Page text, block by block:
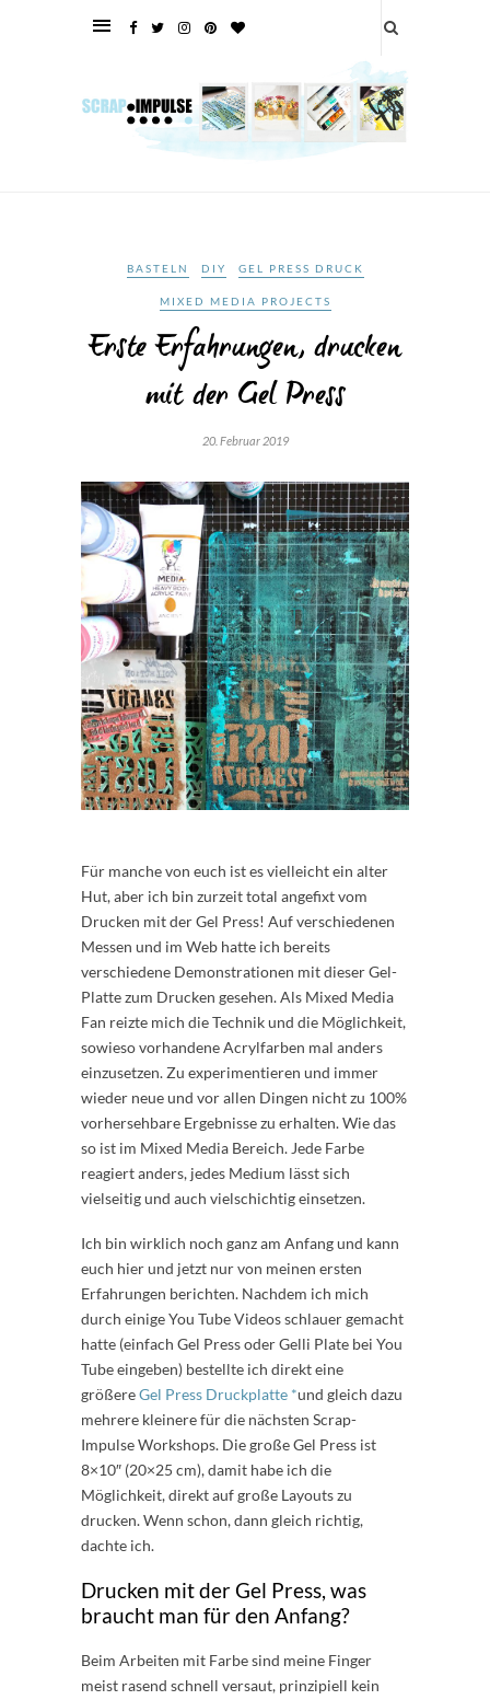
BASTELN DIY GEL PRESS DRUCK
MIXED MEDIA PROJECTS
Erste Erfahrungen, drucken
mit der Gel Press
20. Februar 2019
Für manche von euch ist es vielleicht ein alter
Hut, aber ich bin zurzeit total angefixt vom
Drucken mit der Gel Press! Auf verschiedenen
Messen und im Web hatte ich bereits
verschiedene Demonstrationen mit dieser Gel-
Platte zum Drucken gesehen. Als Mixed Media
Fan reizte mich die Technik und die Möglichkeit,
sowieso vorhandene Acrylfarben mal anders
einzusetzen. Zu experimentieren und immer
wieder neue und vor allen Dingen nicht zu 100%
vorhersehbare Ergebnisse zu erhalten. Wie das
so ist im Mixed Media Bereich. Jede Farbe
reagiert anders, jedes Medium lässt sich
vielseitig und auch vielschichtig einsetzen.
Ich bin wirklich noch ganz am Anfang und kann
euch hier und jetzt nur von meinen ersten
Erfahrungen berichten. Nachdem ich mich
durch einige You Tube Videos schlauer gemacht
hatte (einfach Gel Press oder Gelli Plate bei You
Tube eingeben) bestellte ich direkt eine
größereGel Press Druckplatte *und gleich dazu
mehrere kleinere für die nächsten Scrap-
Impulse Workshops. Die große Gel Press ist
8×10″ (20×25 cm), damit habe ich die
Möglichkeit, direkt auf große Layouts zu
drucken. Wenn schon, dann gleich richtig,
dachte ich.
Drucken mit der Gel Press, was
braucht man für den Anfang?
Beim Arbeiten mit Farbe sind meine Finger
meist rasend schnell versaut, prinzipiell kein